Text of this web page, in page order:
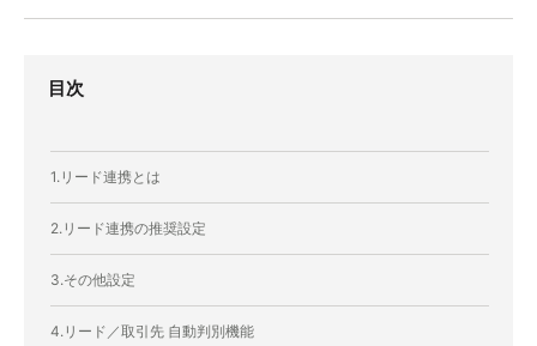
目次
1.リード連携とは
2.リード連携の推奨設定
3.その他設定
4.リード／取引先 自動判別機能